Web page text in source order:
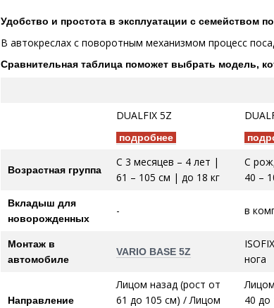
Удобство и простота в эксплуатации с семейством
В автокреслах с поворотным механизмом процесс
Сравнительная таблица поможет выбрать модель,
DUALFIX 5Z
подробнее
Возрастная группа
С 3 месяцев – 4 лет |
61 – 105 см | до 18 кг
С
40 –
Вкладыш для
новорожденных
- в
Монтаж в
автомобиле
VARIO BASE 5Z
нога
Направление
Лицом назад (рост от
61 до 105 см) / Лицом
40